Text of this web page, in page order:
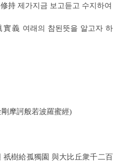
持 제가지금 보고듣고 수지하여
實義 여래의 참된뜻을 알고자 하
摩訶般若波羅蜜經)
樹給孤獨園 與大比丘衆千二百